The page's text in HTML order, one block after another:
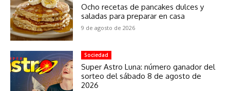
Ocho recetas de pancakes dulces y
saladas para preparar en casa
9 de agosto de 2026
Sociedad
Super Astro Luna: número ganador del
sorteo del sábado 8 de agosto de
2026